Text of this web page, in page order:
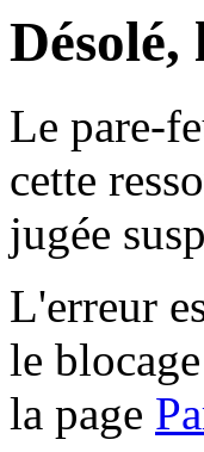
Désolé,
Le pare-
cette
jugée
L'erreur
le
la page